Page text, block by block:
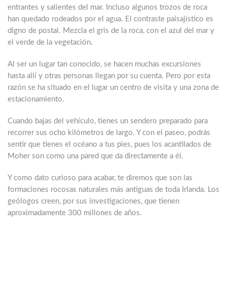
entrantes y salientes del mar. Incluso algunos trozos de roca
han quedado rodeados por el agua. El contraste paisajístico es
digno de postal. Mezcla el gris de la roca, con el azul del mar y
el verde de la vegetación.
Al ser un lugar tan conocido, se hacen muchas excursiones
hasta allí y otras personas llegan por su cuenta. Pero por esta
razón se ha situado en el lugar un centro de visita y una zona de
estacionamiento.
Cuando bajas del vehículo, tienes un sendero preparado para
recorrer sus ocho kilómetros de largo. Y con el paseo, podrás
sentir que tienes el océano a tus pies, pues los acantilados de
Moher son como una pared que da directamente a él.
Y como dato curioso para acabar, te diremos que son las
formaciones rocosas naturales más antiguas de toda Irlanda. Los
geólogos creen, por sus investigaciones, que tienen
aproximadamente 300 millones de años.